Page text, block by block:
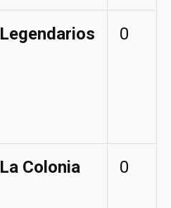
Legendarios 0
La Colonia 0